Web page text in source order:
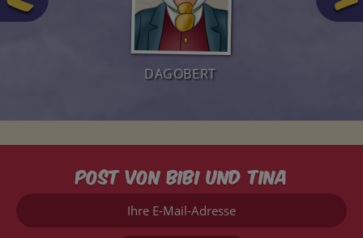
DAGOBERT
Post von Bibi und Tina
Ihre
Mail-